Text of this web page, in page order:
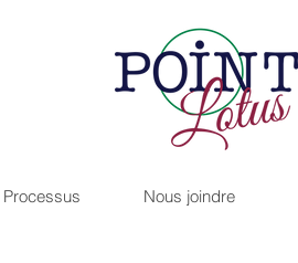
Processus Nous joindre